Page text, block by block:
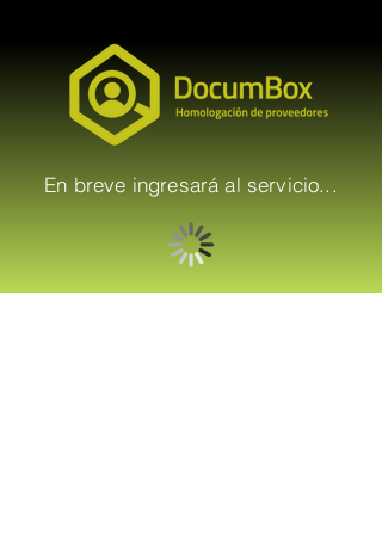
En breve ingresará al servicio...